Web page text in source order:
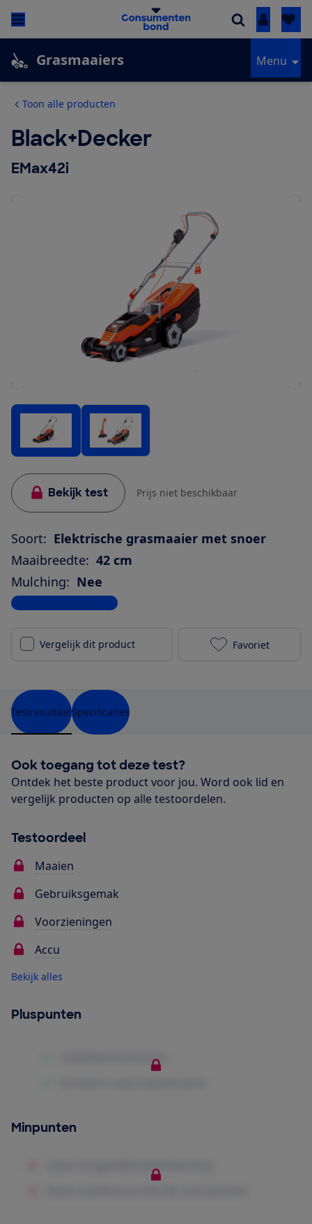
Inloggen
Grasmaaiers Menu
Toon alle producten
Black+Decker
EMax42i
Bekijk test Prijs niet beschikbaar
Soort: Elektrische grasmaaier met snoer
Maaibreedte: 42 cm
Mulching: Nee
Bekijk alle specificaties
Vergelijk dit product Favoriet
TestresultaatSpecificaties
Ook toegang tot deze test?
Ontdek het beste product voor jou. Word ook lid en
vergelijk producten op alle testoordelen.
Testoordeel
Maaien
Gebruiksgemak
Voorzieningen
Accu
Bekijk alles
Pluspunten
Minpunten